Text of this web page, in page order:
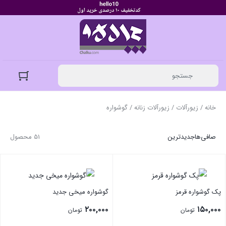
خانه/ زیورآلات / زیورآلات زنانه/ گوشواره
51 محصول صافی‌هاجدیدترین
پک گوشواره قرمز
۱۵۰,۰۰۰ تومان
گوشواره میخی جدید
۲۰۰,۰۰۰ تومان